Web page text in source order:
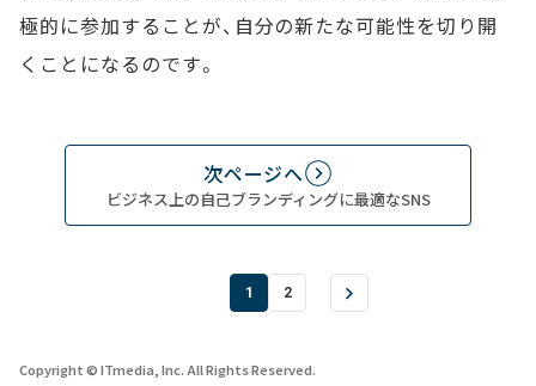
極的に参加することが、自分の新たな可能性を切り開
くことになるのです。
次ページへ
ビジネス上の自己ブランディングに最適なSNS
1 2
Copyright © ITmedia, Inc. All Rights Reserved.